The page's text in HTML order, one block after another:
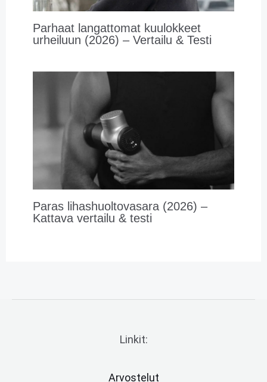
Parhaat langattomat kuulokkeet
urheiluun (2026) – Vertailu & Testi
Paras lihashuoltovasara (2026) –
Kattava vertailu & testi
Linkit:
Arvostelut